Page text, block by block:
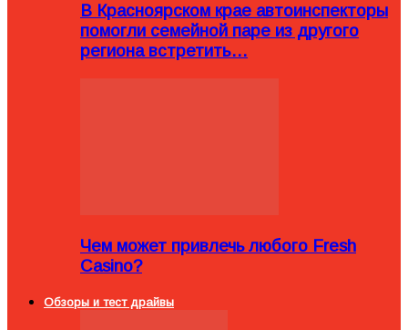
В Красноярском крае автоинспекторы
помогли семейной паре из другого
региона встретить…
Чем может привлечь любого Fresh
Casino?
Обзоры и тест драйвы